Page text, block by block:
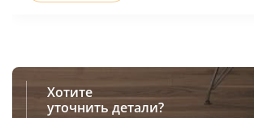
Хотите
уточнить детали?